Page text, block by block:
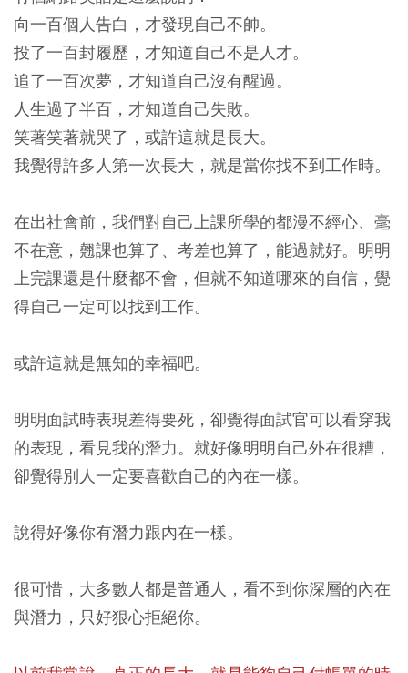
向一百個人告白，才發現自己不帥。
投了一百封履歷，才知道自己不是人才。
追了一百次夢，才知道自己沒有醒過。
人生過了半百，才知道自己失敗。
笑著笑著就哭了，或許這就是長大。
我覺得許多人第一次長大，就是當你找不到工作時。
在出社會前，我們對自己上課所學的都漫不經心、毫
不在意，翹課也算了、考差也算了，能過就好。明明
上完課還是什麼都不會，但就不知道哪來的自信，覺
得自己一定可以找到工作。
或許這就是無知的幸福吧。
明明面試時表現差得要死，卻覺得面試官可以看穿我
的表現，看見我的潛力。就好像明明自己外在很糟，
卻覺得別人一定要喜歡自己的內在一樣。
說得好像你有潛力跟內在一樣。
很可惜，大多數人都是普通人，看不到你深層的內在
與潛力，只好狠心拒絕你。